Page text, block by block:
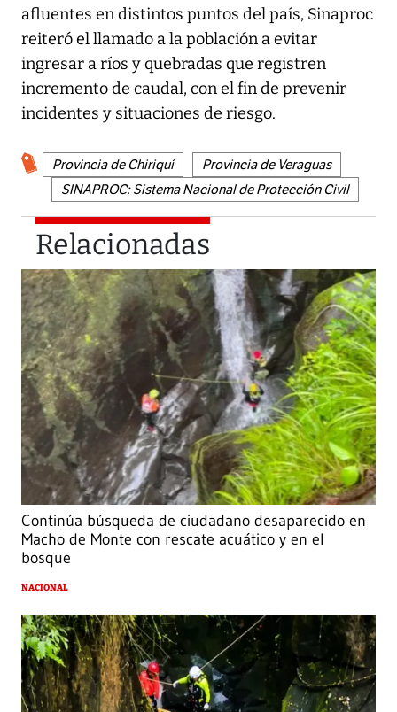
afluentes en distintos puntos del país, Sinaproc
reiteró el llamado a la población a evitar
ingresar a ríos y quebradas que registren
incremento de caudal, con el fin de prevenir
incidentes y situaciones de riesgo.
Provincia de Chiriquí
Provincia de Veraguas
SINAPROC: Sistema Nacional de Protección Civil
Relacionadas
Continúa búsqueda de ciudadano desaparecido en
Macho de Monte con rescate acuático y en el
bosque
NACIONAL